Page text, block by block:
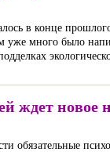
в конце
уже много было
ждет новое
обязательные